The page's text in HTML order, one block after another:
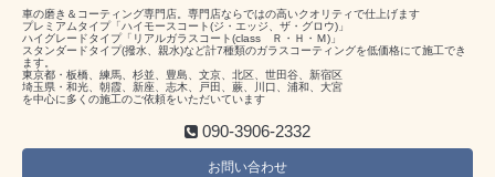
車の磨き＆コーティング専門店。専門店ならではの高いクオリティで仕上げます
プレミアムタイプ「ハイモースコート(ジ・エッジ、ザ・グロウ)」
ハイグレードタイプ「リアルガラスコート(class Ｒ・Ｈ・Ｍ)」
スタンダードタイプ(撥水、親水)など計7種類のガラスコーティングを低価格にて施工でき
ます。
東京都・板橋、練馬、杉並、豊島、文京、北区、世田谷、新宿区
埼玉県・和光、朝霞、新座、志木、戸田、蕨、川口、浦和、大宮
を中心に多くの施工のご依頼をいただいています
090-3906-2332
お問い合わせ